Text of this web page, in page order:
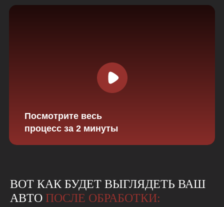
Посмотрите весь
процесс за 2 минуты
ВОТ КАК БУДЕТ ВЫГЛЯДЕТЬ ВАШ
АВТО ПОСЛЕ ОБРАБОТКИ: